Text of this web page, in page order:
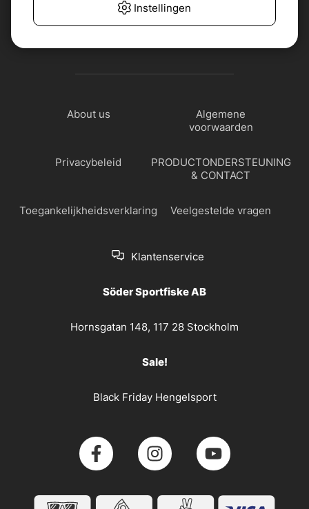
About us
Algemene
voorwaarden
Privacybeleid
PRODUCTONDERSTEUNING
& CONTACT
Toegankelijkheidsverklaring Veelgestelde vragen
Klantenservice
Söder Sportfiske AB
Hornsgatan 148, 117 28 Stockholm
Sale!
Black Friday Hengelsport
Instellingen